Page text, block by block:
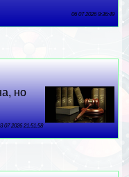
06 07 2026 9:36:49
но
07 2026 21:51:58